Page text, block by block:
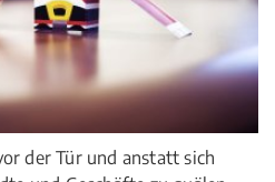
der Tür und anstatt sich